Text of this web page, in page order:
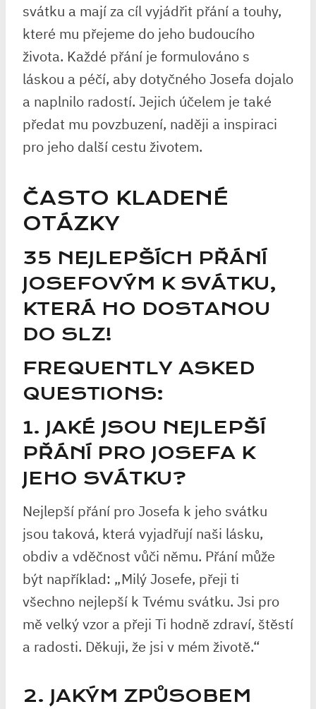
svátku a mají za cíl vyjádřit přání a touhy,
které mu přejeme do jeho budoucího
života. Každé přání je formulováno s
láskou a péčí, aby dotyčného Josefa dojalo
a naplnilo radostí. Jejich účelem je také
předat mu povzbuzení, naději a inspiraci
pro jeho další cestu životem.
ČASTO KLADENÉ
OTÁZKY
35 NEJLEPŠÍCH PŘÁNÍ
JOSEFOVÝM K SVÁTKU,
KTERÁ HO DOSTANOU
DO SLZ!
FREQUENTLY ASKED
QUESTIONS:
1. JAKÉ JSOU NEJLEPŠÍ
PŘÁNÍ PRO JOSEFA K
JEHO SVÁTKU?
Nejlepší přání pro Josefa k jeho svátku
jsou taková, která vyjadřují naši lásku,
obdiv a vděčnost vůči němu. Přání může
být například: „Milý Josefe, přeji ti
všechno nejlepší k Tvému svátku. Jsi pro
mě velký vzor a přeji Ti hodně zdraví, štěstí
a radosti. Děkuji, že jsi v mém životě.“
2. JAKÝM ZPŮSOBEM